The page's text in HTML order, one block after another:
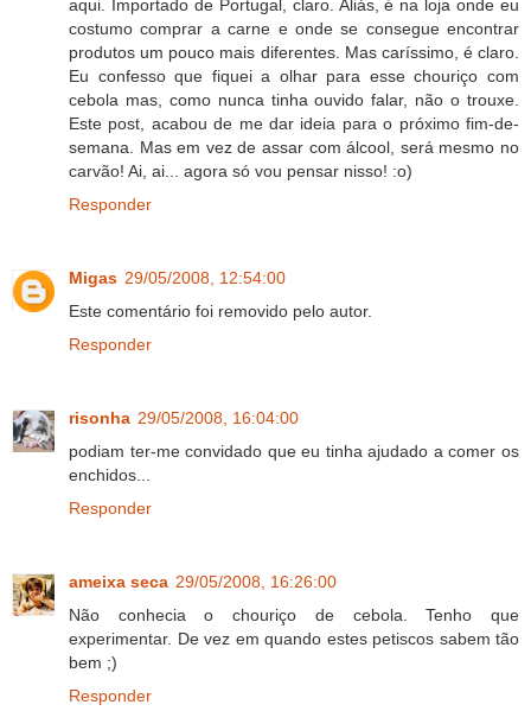
aqui. Importado de Portugal, claro. Aliás, é na loja onde eu
costumo comprar a carne e onde se consegue encontrar
produtos um pouco mais diferentes. Mas caríssimo, é claro.
Eu confesso que fiquei a olhar para esse chouriço com
cebola mas, como nunca tinha ouvido falar, não o trouxe.
Este post, acabou de me dar ideia para o próximo fim-de-
semana. Mas em vez de assar com álcool, será mesmo no
carvão! Ai, ai... agora só vou pensar nisso! :o)
Responder
Migas 29/05/2008, 12:54:00
Este comentário foi removido pelo autor.
Responder
risonha 29/05/2008, 16:04:00
podiam ter-me convidado que eu tinha ajudado a comer os
enchidos...
Responder
ameixa seca 29/05/2008, 16:26:00
Não conhecia o chouriço de cebola. Tenho que
experimentar. De vez em quando estes petiscos sabem tão
bem ;)
Responder